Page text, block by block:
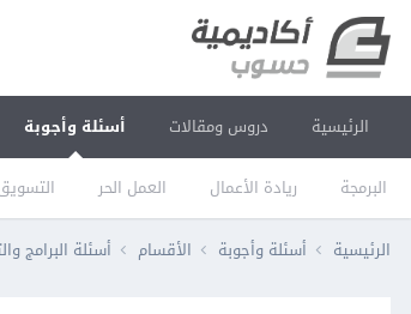
الرئيسية دروس ومقالات أسئلة وأجوبة
البرمجة ريادة الأعمال العمل الحر
الرئيسية أسئلة وأجوبة الأقسام أسئلة البرامج